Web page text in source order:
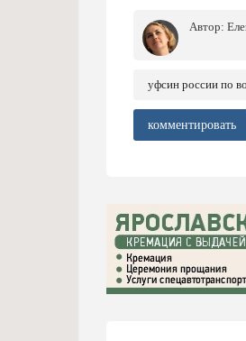
Автор:
уфсин россии по
комментировать